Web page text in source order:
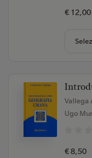
€ 12,00
Vallega
Ugo
€ 8,50